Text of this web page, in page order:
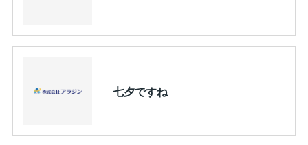
七夕ですね